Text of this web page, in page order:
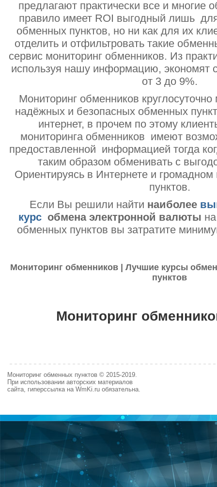
предлагают практически все и многие
правило имеет ROI выгодный лишь
обменных пунктов, но ни как для их
отделить и отфильтровать такие
сервис мониторинг обменников. Из
используя нашу информацию, экономят
от 3 до 9%.
Мониторинг обменников круглосуточно
надёжных и безопасных обменных
интернет, в прочем по этому
мониторинга обменников имеют
предоставленной информацией тогда
таким образом обменивать с
Ориентируясь в Интернете и
пунктов.
Если Вы решили найти наиболее
курс обмена электронной валюты
обменных пунктов вы затратите
Мониторинг обменников | Лучшие курсы
пунктов
Мониторинг
Мониторинг обменных пунктов © 2015-2019.
При использовании авторских материалов
сайта, гиперссылка на WmKi.ru обязательна.